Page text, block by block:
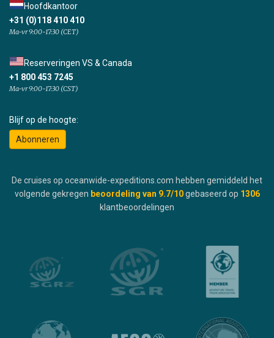
Hoofdkantoor
+31 (0)118 410 410
Ma-vr 9:00-17:30 (CET)
Reserveringen VS & Canada
+1 800 453 7245
Ma-vr 9:00-17:30 (CST)
Blijf op de hoogte:
Abonneren
De cruises op oceanwide-expeditions.com hebben gemiddeld het
volgende gekregen beoordeling van 9.7/10 gebaseerd op 1306
klantbeoordelingen